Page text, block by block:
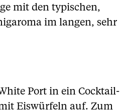
mit den typischen,
im langen, sehr
Port in ein Cocktail-
Eiswürfeln auf. Zum